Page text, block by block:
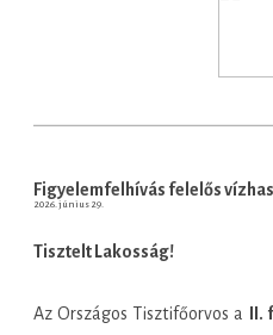
Figyelemfelhívás felelős
2026. június 29.
Tisztelt Lakosság!
Az Országos Tisztifőorvos a